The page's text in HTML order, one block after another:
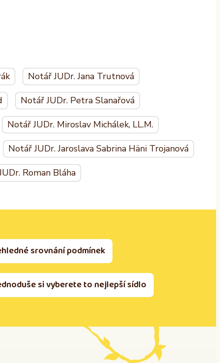
Notář JUDr. Jana Trutnová
Notář JUDr. Petra Slanařová
Notář JUDr. Miroslav Michálek, LL.M.
Notář JUDr. Jaroslava Sabrina Häni Trojanová
Roman Bláha
srovnání podmínek
si vyberete to nejlepší sídlo